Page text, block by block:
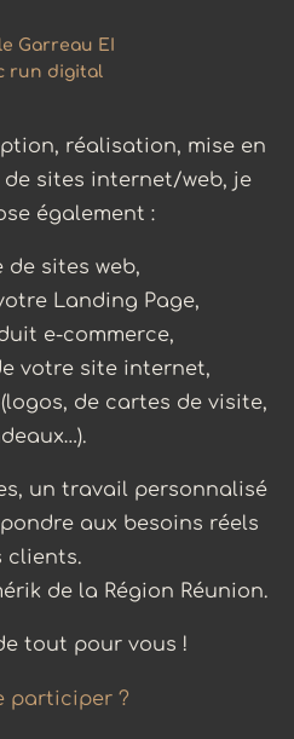
Garreau EI
run digital
réalisation, mise en
sites internet/web, je
également :
de sites web,
Landing Page,
e-commerce,
votre site internet,
de cartes de visite,
un travail personnalisé
aux besoins réels
clients.
de la Région Réunion.
tout pour vous !
participer ?